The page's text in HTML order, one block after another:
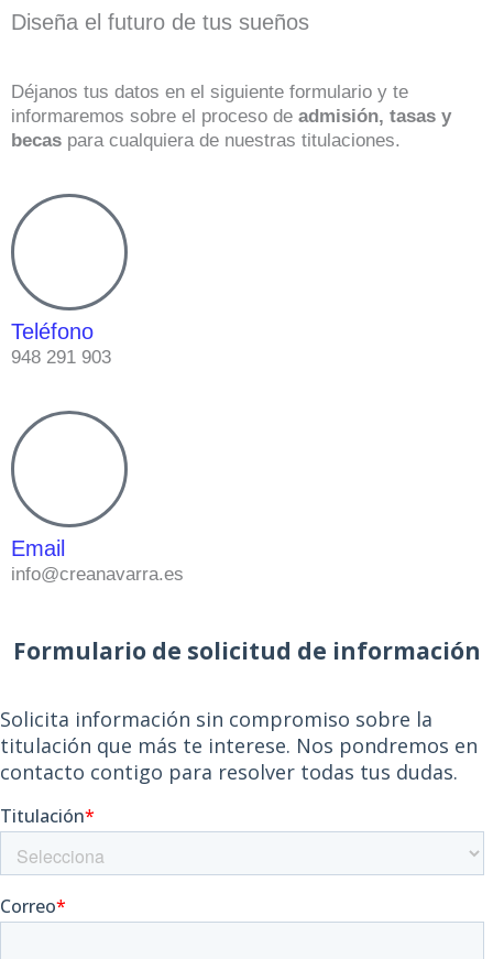
Diseña el futuro de tus sueños
Déjanos tus datos en el siguiente formulario y te
informaremos sobre el proceso de admisión, tasas y
becas para cualquiera de nuestras titulaciones.
Teléfono
948 291 903
Email
info@creanavarra.es